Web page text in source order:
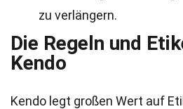
zu verlängern.
Die Regeln und
Kendo
Kendo legt großen Wert auf